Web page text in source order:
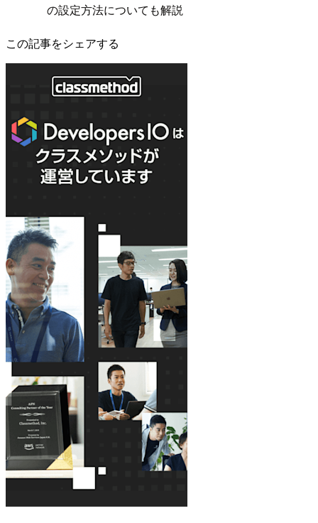
の設定方法についても解説
この記事をシェアする